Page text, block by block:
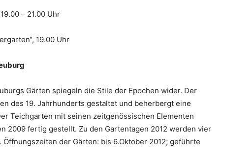
– 21.00 Uhr
19.00 Uhr
Gärten spiegeln die Stile der Epochen wider. Der
des 19. Jahrhunderts gestaltet und beherbergt eine
Teichgarten mit seinen zeitgenössischen Elementen
2009 fertig gestellt. Zu den Gartentagen 2012 werden vier
der Gärten: bis 6.Oktober 2012; geführte